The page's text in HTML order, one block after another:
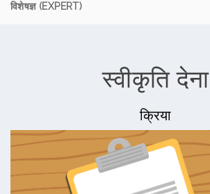
विशेषज्ञ (EXPERT)
स्वीकृति देना
क्रिया